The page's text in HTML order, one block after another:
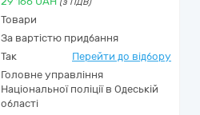
Товари
За вартістю придбання
Так Перейти до відбору
Головне управління
Національної поліції в Одеській
області